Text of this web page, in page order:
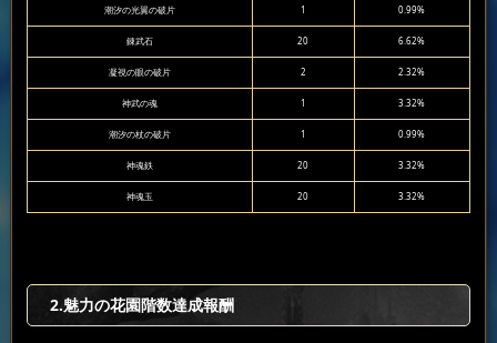
潮汐の光翼の破片 1 0.99%
錬武石 20 6.62%
凝視の眼の破片 2 2.32%
神武の魂 1 3.32%
潮汐の杖の破片 1 0.99%
神魂鉄 20 3.32%
神魂玉 20 3.32%
2.魅力の花園階数達成報酬